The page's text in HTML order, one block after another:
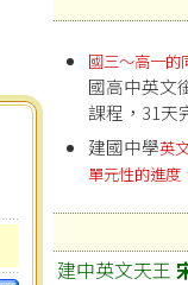
國三～高一的
國高中英文
課程，31天
建國中學英
單元性的進度
建中英文天王